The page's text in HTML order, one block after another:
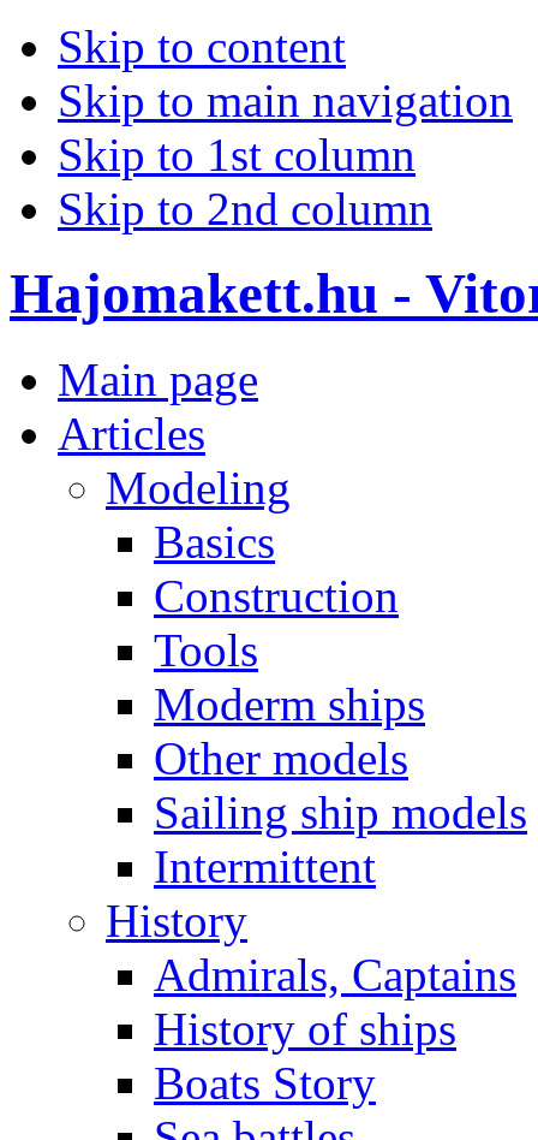
Skip to content
Skip to main navigation
Skip to 1st column
Skip to 2nd column
Hajomakett.hu -
Main page
Articles
Modeling
Basics
Construction
Tools
Moderm ships
Other models
Sailing ship models
Intermittent
History
Admirals, Captains
History of ships
Boats Story